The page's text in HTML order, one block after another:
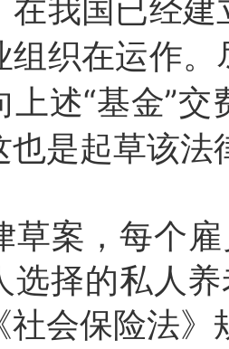
在我国已经
组织在运作
上述“基金”
也是起草该法
草案，每个
选择的私人
社会保险法